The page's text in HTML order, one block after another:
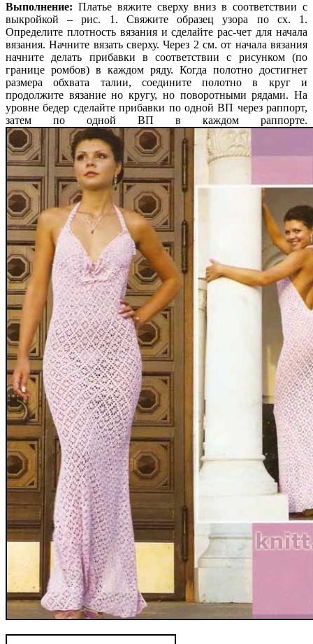
Выполнение: Платье вяжите сверху вниз в соответствии с
выкройкой – рис. 1. Свяжите образец узора по сх. 1.
Определите плотность вязания и сделайте рас-чет для начала
вязания. Начните вязать сверху. Через 2 см. от начала вязания
начните делать прибавки в соответствии с рисунком (по
границе ромбов) в каждом ряду. Когда полотно достигнет
размера обхвата талии, соедините полотно в круг и
продолжите вязание но кругу, но поворотными рядами. На
уровне бедер сделайте прибавки по одной ВП через раппорт,
затем по одной ВП в каждом pаппорте.